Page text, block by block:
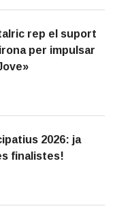
rep el suport
per impulsar
2026: ja
finalistes!